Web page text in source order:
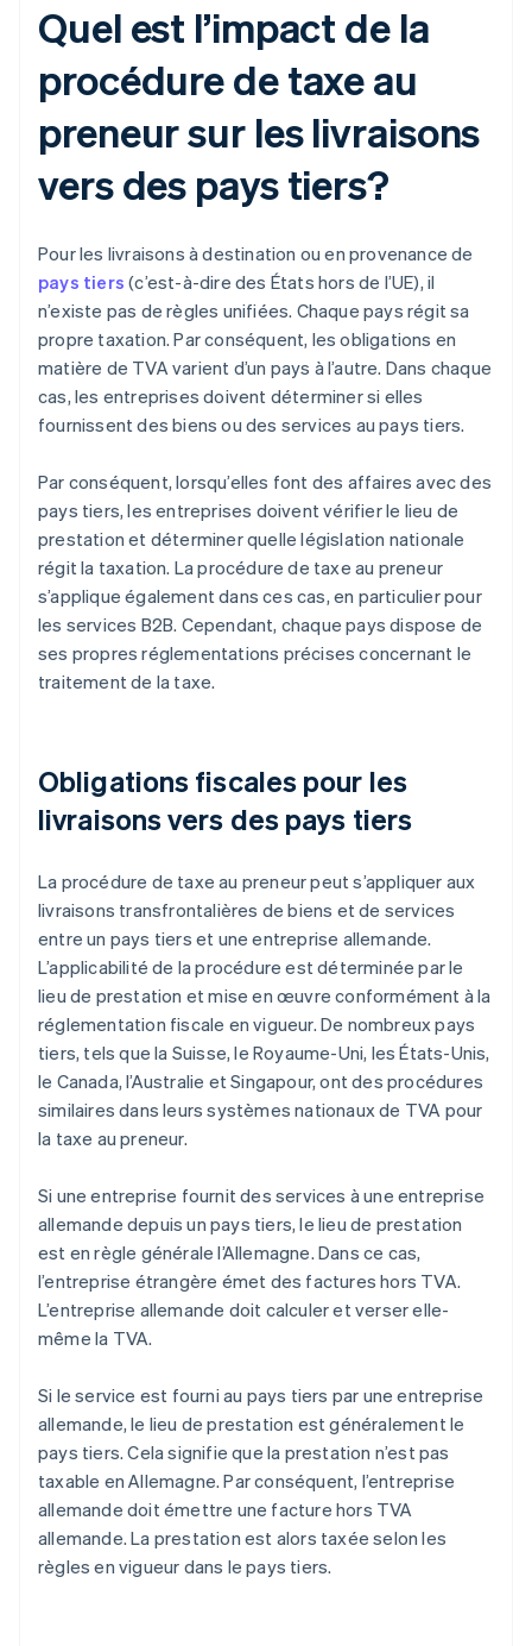
Quel est l’impact de la
procédure de taxe au
preneur sur les livraisons
vers des pays tiers?
Pour les livraisons à destination ou en provenance de
pays tiers (c’est-à-dire des États hors de l’UE), il
n’existe pas de règles unifiées. Chaque pays régit sa
propre taxation. Par conséquent, les obligations en
matière de TVA varient d’un pays à l’autre. Dans chaque
cas, les entreprises doivent déterminer si elles
fournissent des biens ou des services au pays tiers.
Par conséquent, lorsqu’elles font des affaires avec des
pays tiers, les entreprises doivent vérifier le lieu de
prestation et déterminer quelle législation nationale
régit la taxation. La procédure de taxe au preneur
s’applique également dans ces cas, en particulier pour
les services B2B. Cependant, chaque pays dispose de
ses propres réglementations précises concernant le
traitement de la taxe.
Obligations fiscales pour les
livraisons vers des pays tiers
La procédure de taxe au preneur peut s’appliquer aux
livraisons transfrontalières de biens et de services
entre un pays tiers et une entreprise allemande.
L’applicabilité de la procédure est déterminée par le
lieu de prestation et mise en œuvre conformément à la
réglementation fiscale en vigueur. De nombreux pays
tiers, tels que la Suisse, le Royaume-Uni, les États-Unis,
le Canada, l’Australie et Singapour, ont des procédures
similaires dans leurs systèmes nationaux de TVA pour
la taxe au preneur.
Si une entreprise fournit des services à une entreprise
allemande depuis un pays tiers, le lieu de prestation
est en règle générale l’Allemagne. Dans ce cas,
l’entreprise étrangère émet des factures hors TVA.
L’entreprise allemande doit calculer et verser elle-
même la TVA.
Si le service est fourni au pays tiers par une entreprise
allemande, le lieu de prestation est généralement le
pays tiers. Cela signifie que la prestation n’est pas
taxable en Allemagne. Par conséquent, l’entreprise
allemande doit émettre une facture hors TVA
allemande. La prestation est alors taxée selon les
règles en vigueur dans le pays tiers.